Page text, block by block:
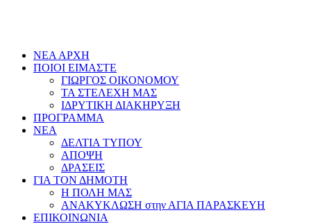
ΝΕΑ ΑΡΧΗ
ΠΟΙΟΙ ΕΙΜΑΣΤΕ
ΓΙΩΡΓΟΣ ΟΙΚΟΝΟΜΟΥ
ΤΑ ΣΤΕΛΕΧΗ ΜΑΣ
ΙΔΡΥΤΙΚΗ ΔΙΑΚΗΡΥΞΗ
ΠΡΟΓΡΑΜΜΑ
ΝΕΑ
ΔΕΛΤΙΑ ΤΥΠΟΥ
ΑΠΟΨΗ
ΔΡΑΣΕΙΣ
ΓΙΑ ΤΟΝ ΔΗΜΟΤΗ
Η ΠΟΛΗ ΜΑΣ
ΑΝΑΚΥΚΛΩΣΗ στην ΑΓΙΑ ΠΑΡΑΣΚΕΥΗ
ΕΠΙΚΟΙΝΩΝΙΑ